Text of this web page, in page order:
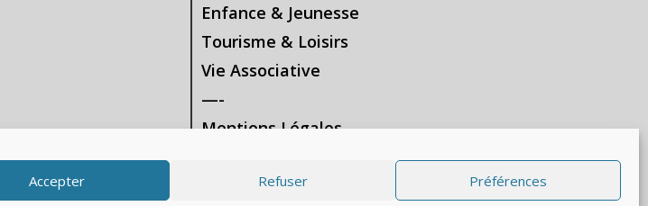
Accepter Refuser Préférences
Enfance & Jeunesse
Tourisme & Loisirs
Vie Associative
—-
Mentions Légales
Gestion des données personnelles